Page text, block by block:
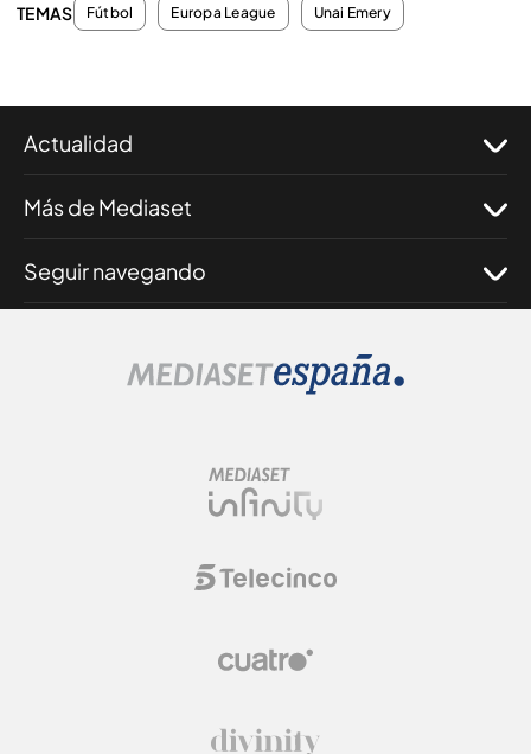
TEMAS Fútbol Europa League Unai Emery
Actualidad
Más de Mediaset
Seguir navegando